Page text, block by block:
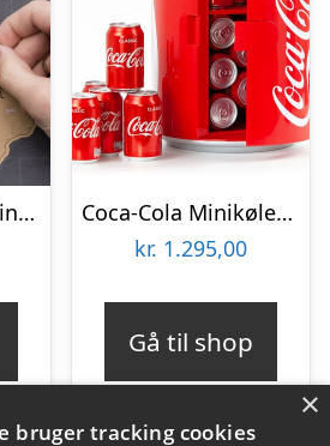
Scratch Map Original Deluxe
Coca-Cola Minikøleskab
kr. 1.295,00
Gå til shop
×
bruger tracking cookies